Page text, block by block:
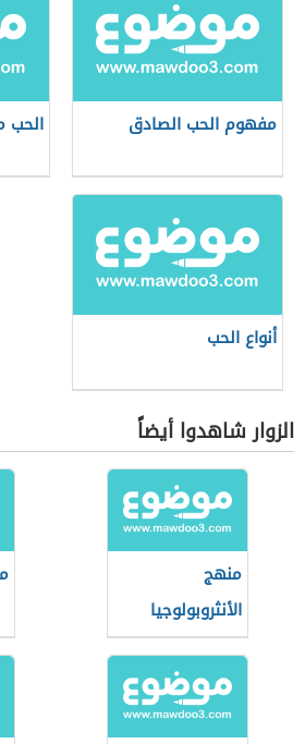
مفهوم الحب الصادق
أنواع الحب
الزوار شاهدوا أيضاً
منهج
الأنثروبولوجيا
الثقافية